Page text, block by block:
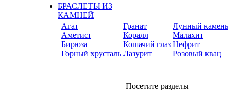
БРАСЛЕТЫ ИЗ
КАМНЕЙ
Агат
Аметист
Бирюза
Горный хрусталь
Гранат
Коралл
Кошачий глаз
Лазурит
Лунный камень
Малахит
Нефрит
Розовый квац
Посетите разделы